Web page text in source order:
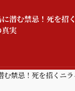
む禁忌！死を招くニ